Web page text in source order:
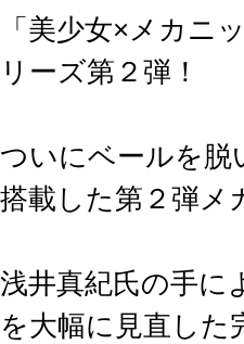
「美少女×メカニ
リーズ第２弾！
ついにベールを脱
搭載した第２弾メ
浅井真紀氏の手に
を大幅に見直した